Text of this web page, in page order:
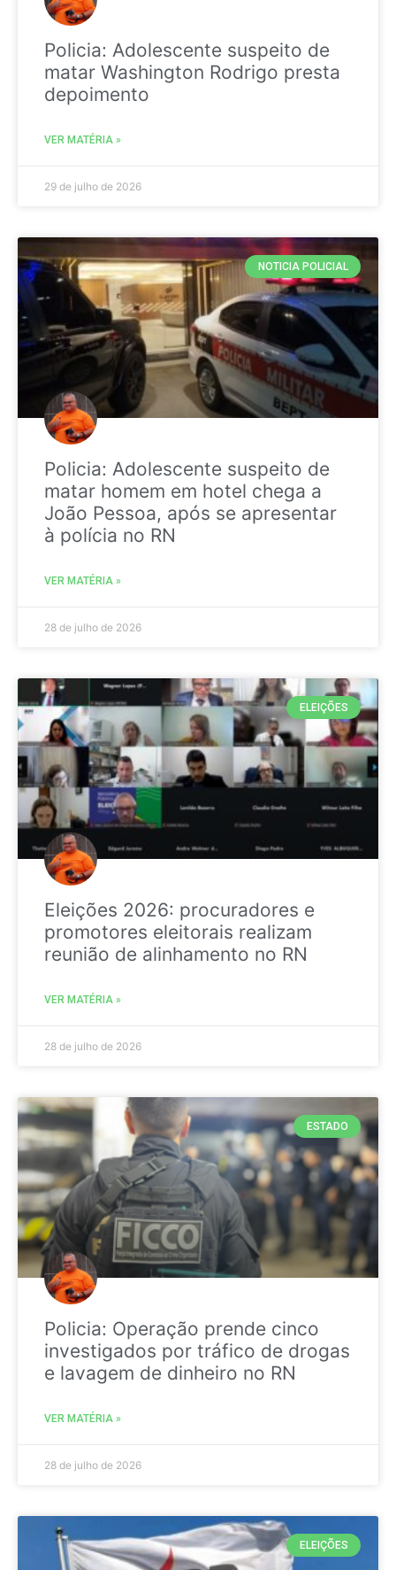
Policia: Adolescente suspeito de
matar Washington Rodrigo presta
depoimento
VER MATÉRIA »
29 de julho de 2026
NOTICIA POLICIAL
Policia: Adolescente suspeito de
matar homem em hotel chega a
João Pessoa, após se apresentar
à polícia no RN
VER MATÉRIA »
28 de julho de 2026
ELEIÇÕES
Eleições 2026: procuradores e
promotores eleitorais realizam
reunião de alinhamento no RN
VER MATÉRIA »
28 de julho de 2026
ESTADO
Policia: Operação prende cinco
investigados por tráfico de drogas
e lavagem de dinheiro no RN
VER MATÉRIA »
28 de julho de 2026
ELEIÇÕES